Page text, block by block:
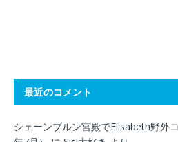
最近のコメント
シェーンブルン宮殿でElisabeth野外